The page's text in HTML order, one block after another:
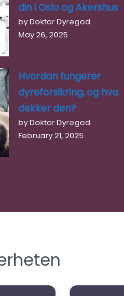
din i Oslo og Akershus
by Doktor Dyregod
May 26, 2025
Hvordan fungerer
dyreforsikring, og hva
dekker den?
by Doktor Dyregod
February 21, 2025